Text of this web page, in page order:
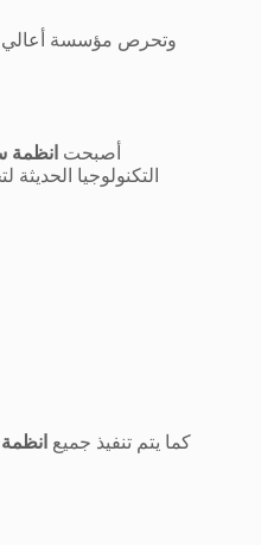
وتحرص مؤسسة أعالي
أصبحت انظمة
التكنولوجيا
كما يتم تنفيذ جميع